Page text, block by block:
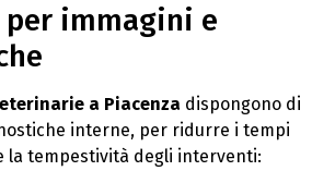
immagini e
a Piacenza dispongono di
interne, per ridurre i tempi
la tempestività degli interventi: